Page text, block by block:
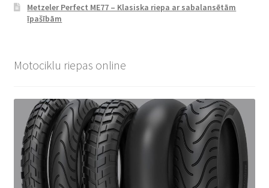
Metzeler Perfect ME77 – Klasiska riepa ar sabalansētām
īpašībām
Motociklu riepas online